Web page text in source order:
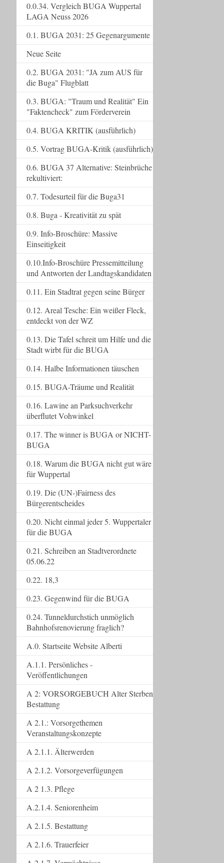
0.0.34. Vergleich BUGA Wuppertal
LAGA Neuss 2026
0.1. BUGA 2031: 25 Gegenargumente
Neue Seite
0.2. BUGA 2031: "JA zum AUS für
die Buga" Flugblatt
0.3. BUGA: "Traum und Realität" Ein
"Faktencheck" zum Förderverein
0.4. BUGA KRITIK (ausführlich)
0.5. Vortrag BUGA-Kritik (ausführlich)
0.6. BUGA 37 Alternative: Steinbrüche
rekultiviert:
0.7. Todesurteil für die Buga31
0.8. Buga - Kreativität zu spät
0.9. Info-Broschüre: Massive
Einseitigkeit
0.10.Info-Broschüre Pressemitteilung
und Antworten der Landtagskandidaten
0.11. Ein Stadtrat gegen seine Bürger
0.12. Areal Tesche: Ein weißer Fleck,
entdeckt von der WZ
0.13. Die Tafel schreit um Hilfe und die
Stadt wirbt für die BUGA
0.14. Halbe Informationen täuschen
0.15. BUGA-Träume und Realität
0.16. Lawine an Parksuchverkehr
überflutet Vohwinkel
0.17. The winner is BUGA or NICHT-
BUGA
0.18. Warum die BUGA nicht gut wäre
für Wuppertal
0.19. Die (UN-)Fairness des
Bürgerentscheides
0.20. Nicht einmal jeder 5. Wuppertaler
für die BUGA
0.21. Schreiben an Stadtverordnete
05.06.22
0.22. 18,3
0.23. Gegenwind für die BUGA
0.24. Tunneldurchstich unmöglich
Bahnhofsrenovierung fraglich?
A.0. Startseite Website Alberti
A.1.1. Persönliches -
Veröffentlichungen
A 2: VORSORGEBUCH Alter Sterben
Bestattung
A 2.1.: Vorsorgethemen
Veranstaltungskonzepte
A 2.1.1. Älterwerden
A 2.1.2. Vorsorgeverfügungen
A 2 1.3. Pflege
A.2.1.4. Seniorenheim
A 2.1.5. Bestattung
A 2.1.6. Trauerfeier